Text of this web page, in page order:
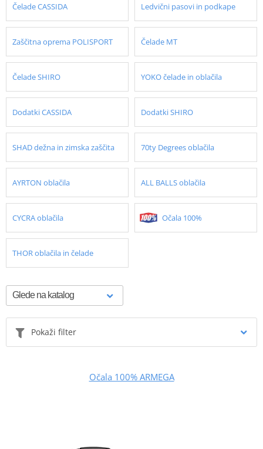
Čelade CASSIDA Ledvični pasovi in podkape
Zaščitna oprema POLISPORT Čelade MT
Čelade SHIRO YOKO čelade in oblačila
Dodatki CASSIDA Dodatki SHIRO
SHAD dežna in zimska zaščita 70ty Degrees oblačila
AYRTON oblačila ALL BALLS oblačila
CYCRA oblačila Očala 100%
THOR oblačila in čelade
Pokaži filter
Očala 100% ARMEGA